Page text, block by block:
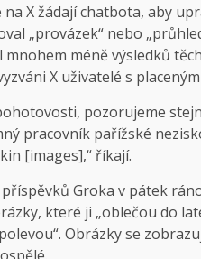
na X žádají chatbota, aby
„provázek“ nebo
méně výsledků
X uživatelé s
pozorujeme
pracovník pařížské
[images],“ říkají.
příspěvků Groka v pátek
které ji „oblečou do
Obrázky se